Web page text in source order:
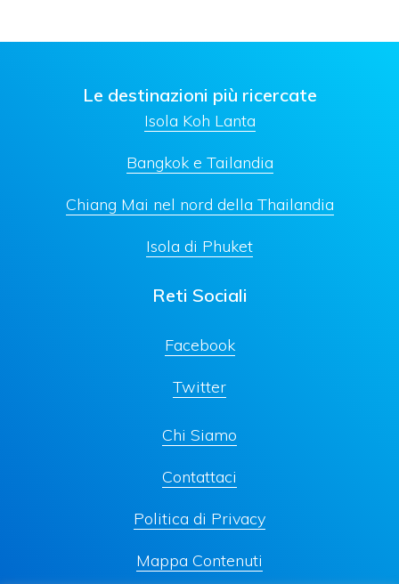
Le destinazioni più ricercate
Isola Koh Lanta
Bangkok e Tailandia
Chiang Mai nel nord della Thailandia
Isola di Phuket
Reti Sociali
Facebook
Twitter
Chi Siamo
Contattaci
Politica di Privacy
Mappa Contenuti